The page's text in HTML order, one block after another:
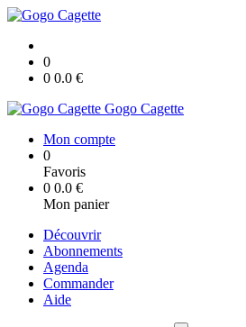
0
0 0.0 €
Gogo Cagette
Mon compte
0
Favoris
0 0.0 €
Mon panier
Découvrir
Abonnements
Agenda
Commander
Aide